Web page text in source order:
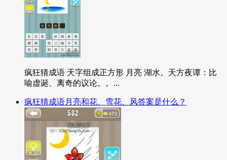
疯狂猜成语 天字组成正方形 月亮 湖水。天方夜谭：比
喻虚诞、离奇的议论。。...
疯狂猜成语月亮和花、雪花、风答案是什么？